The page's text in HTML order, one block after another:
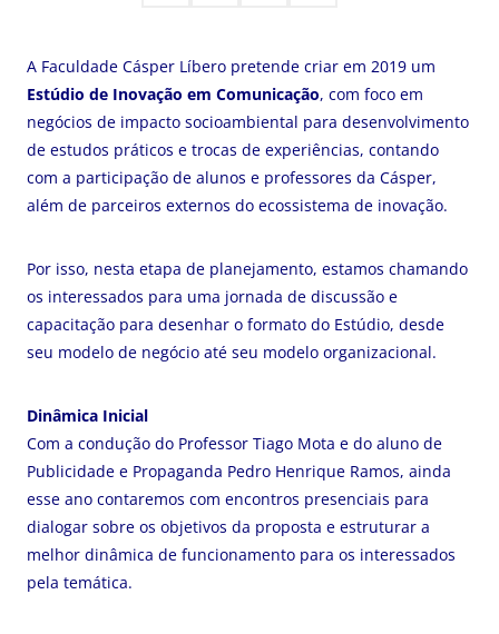
A Faculdade Cásper Líbero pretende criar em 2019 um
Estúdio de Inovação em Comunicação, com foco em
negócios de impacto socioambiental para desenvolvimento
de estudos práticos e trocas de experiências, contando
com a participação de alunos e professores da Cásper,
além de parceiros externos do ecossistema de inovação.
Por isso, nesta etapa de planejamento, estamos chamando
os interessados para uma jornada de discussão e
capacitação para desenhar o formato do Estúdio, desde
seu modelo de negócio até seu modelo organizacional.
Dinâmica Inicial
Com a condução do Professor Tiago Mota e do aluno de
Publicidade e Propaganda Pedro Henrique Ramos, ainda
esse ano contaremos com encontros presenciais para
dialogar sobre os objetivos da proposta e estruturar a
melhor dinâmica de funcionamento para os interessados
pela temática.